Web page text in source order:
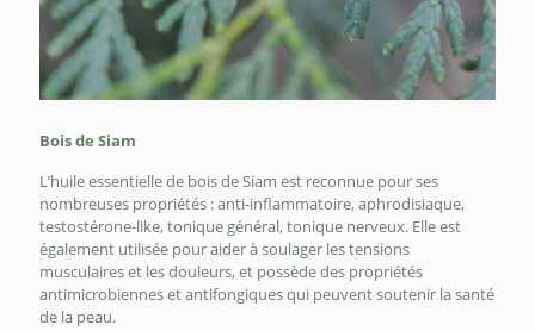
Bois de Siam
L’huile essentielle de bois de Siam est reconnue pour ses
nombreuses propriétés : anti-inflammatoire, aphrodisiaque,
testostérone-like, tonique général, tonique nerveux. Elle est
également utilisée pour aider à soulager les tensions
musculaires et les douleurs, et possède des propriétés
antimicrobiennes et antifongiques qui peuvent soutenir la santé
de la peau.